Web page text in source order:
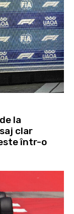
la
clar
într-o